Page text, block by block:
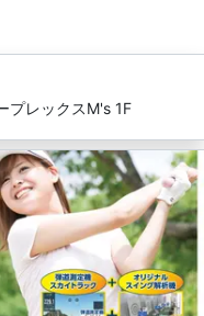
プレックスM's 1F